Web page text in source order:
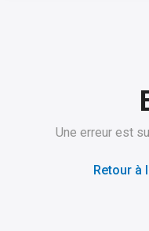
Une erreur est
Retour à